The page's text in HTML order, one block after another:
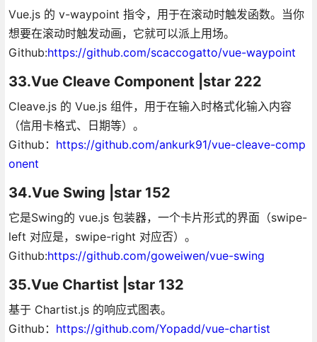
Vue.js 的 v-waypoint 指令，用于在滚动时触发函数。当你
想要在滚动时触发动画，它就可以派上用场。
Github:https://github.com/scaccogatto/vue-waypoint
33.Vue Cleave Component |star 222
Cleave.js 的 Vue.js 组件，用于在输入时格式化输入内容
（信用卡格式、日期等）。
Github： https://github.com/ankurk91/vue-cleave-comp
onent
34.Vue Swing |star 152
它是Swing的 vue.js 包装器，一个卡片形式的界面（swipe-
left 对应是，swipe-right 对应否）。
Github:https://github.com/goweiwen/vue-swing
35.Vue Chartist |star 132
基于 Chartist.js 的响应式图表。
Github： https://github.com/Yopadd/vue-chartist